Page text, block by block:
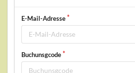
E-Mail-Adresse
Buchunsgcode